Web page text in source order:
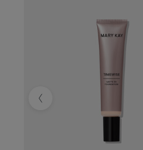
Previous